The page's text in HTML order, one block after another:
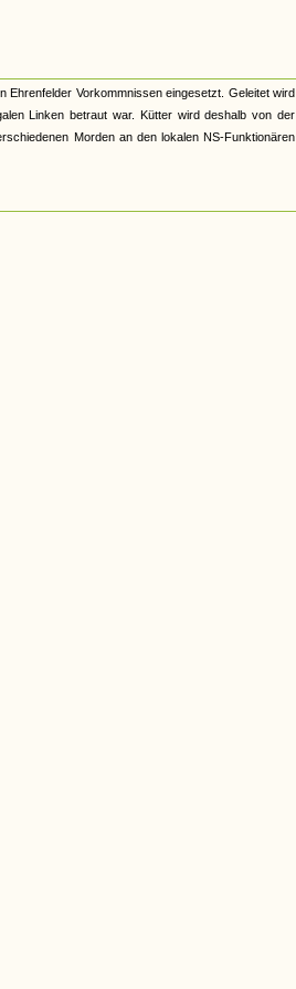
Ehrenfelder Vorkommnissen eingesetzt. Geleitet wird
Linken betraut war. Kütter wird deshalb von der
Morden an den lokalen NS-Funktionären